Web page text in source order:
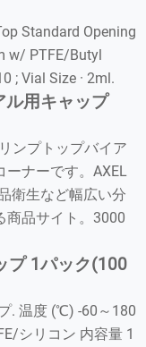
Standard Opening
w/ PTFE/Butyl
; Vial Size · 2ml.
ル用キャップ
ンプトップバイア
ーナーです。AXEL
衛生など幅広い分
商品サイト。3000
プ 1パック(100
. 温度 (℃) -60～180
シリコン 内容量 1